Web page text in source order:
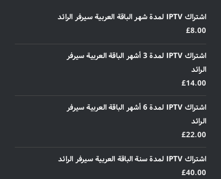
اشتراك IPTV لمدة شهر الباقة العربية سيرفر الرائد
£8.00
اشتراك IPTV لمدة 3 أشهر الباقة العربية سيرفر
الرائد
£14.00
اشتراك IPTV لمدة 6 أشهر الباقة العربية سيرفر
الرائد
£22.00
اشتراك IPTV لمدة سنة الباقة العربية سيرفر الرائد
£40.00